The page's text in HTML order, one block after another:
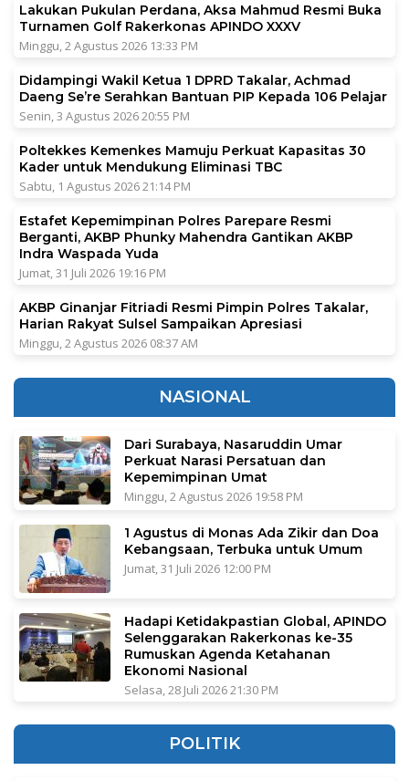
Lakukan Pukulan Perdana, Aksa Mahmud Resmi Buka
Turnamen Golf Rakerkonas APINDO XXXV
Minggu, 2 Agustus 2026 13:33 PM
Didampingi Wakil Ketua 1 DPRD Takalar, Achmad
Daeng Se’re Serahkan Bantuan PIP Kepada 106 Pelajar
Senin, 3 Agustus 2026 20:55 PM
Poltekkes Kemenkes Mamuju Perkuat Kapasitas 30
Kader untuk Mendukung Eliminasi TBC
Sabtu, 1 Agustus 2026 21:14 PM
Estafet Kepemimpinan Polres Parepare Resmi
Berganti, AKBP Phunky Mahendra Gantikan AKBP
Indra Waspada Yuda
Jumat, 31 Juli 2026 19:16 PM
AKBP Ginanjar Fitriadi Resmi Pimpin Polres Takalar,
Harian Rakyat Sulsel Sampaikan Apresiasi
Minggu, 2 Agustus 2026 08:37 AM
NASIONAL
Dari Surabaya, Nasaruddin Umar
Perkuat Narasi Persatuan dan
Kepemimpinan Umat
Minggu, 2 Agustus 2026 19:58 PM
1 Agustus di Monas Ada Zikir dan Doa
Kebangsaan, Terbuka untuk Umum
Jumat, 31 Juli 2026 12:00 PM
Hadapi Ketidakpastian Global, APINDO
Selenggarakan Rakerkonas ke-35
Rumuskan Agenda Ketahanan
Ekonomi Nasional
Selasa, 28 Juli 2026 21:30 PM
POLITIK